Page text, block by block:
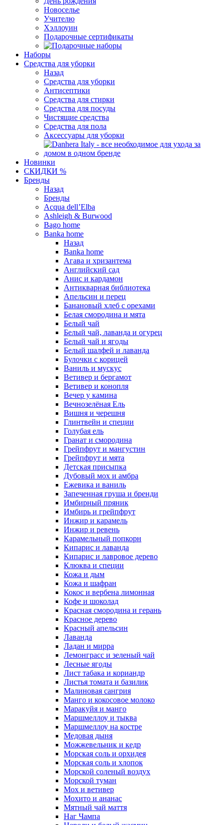
Новоселье
Учителю
Хэллоуин
Подарочные сертификаты
Наборы
Средства для уборки
Назад
Средства для уборки
Антисептики
Средства для стирки
Средства для посуды
Чистящие средства
Средства для пола
Аксессуары для уборки
Новинки
СКИДКИ %
Бренды
Назад
Бренды
Acqua dell’Elba
Ashleigh & Burwood
Bago home
Banka home
Назад
Banka home
Агава и хризантема
Английский сад
Анис и кардамон
Антикварная библиотека
Апельсин и перец
Банановый хлеб с орехами
Белая смородина и мята
Белый чай
Белый чай, лаванда и огурец
Белый чай и ягоды
Белый шалфей и лаванда
Булочки с корицей
Ваниль и мускус
Ветивер и бергамот
Ветивер и конопля
Вечер у камина
Вечнозелёная Ель
Вишня и черешня
Глинтвейн и специи
Голубая ель
Гранат и смородина
Грейпфрут и мангустин
Грейпфрут и мята
Детская присыпка
Дубовый мох и амбра
Ежевика и ваниль
Запеченная груша и бренди
Имбирный пряник
Имбирь и грейпфрут
Инжир и карамель
Инжир и ревень
Карамельный попкорн
Кипарис и лаванда
Кипарис и лавровое дерево
Клюква и специи
Кожа и дым
Кожа и шафран
Кокос и вербена лимонная
Кофе и шоколад
Красная смородина и герань
Красное дерево
Красный апельсин
Лаванда
Ладан и мирра
Лемонграсс и зеленый чай
Лесные ягоды
Лист табака и кориандр
Листья томата и базилик
Малиновая сангрия
Манго и кокосовое молоко
Маракуйя и манго
Маршмеллоу и тыква
Маршмеллоу на костре
Медовая дыня
Можжевельник и кедр
Морская соль и орхидея
Морская соль и хлопок
Морской соленый воздух
Морской туман
Мох и ветивер
Мохито и ананас
Мятный чай маття
Наг Чампа